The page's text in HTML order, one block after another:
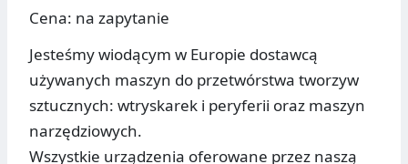
Cena: na zapytanie
Jesteśmy wiodącym w Europie dostawcą
używanych maszyn do przetwórstwa tworzyw
sztucznych: wtryskarek i peryferii oraz maszyn
narzędziowych.
Wszystkie urządzenia oferowane przez naszą